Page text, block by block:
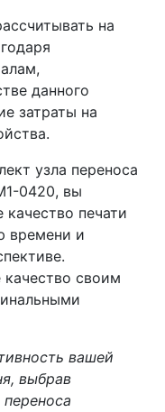
на
данного
затраты на
узла переноса
0420, вы
печати
времени и
качество своим
вашей
выбрав